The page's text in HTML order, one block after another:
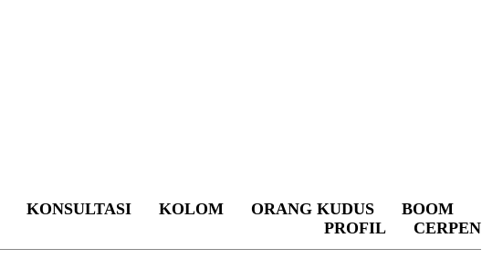
KONSULTASI KOLOM ORANG KUDUS
BOOM
PROFIL
CERPEN